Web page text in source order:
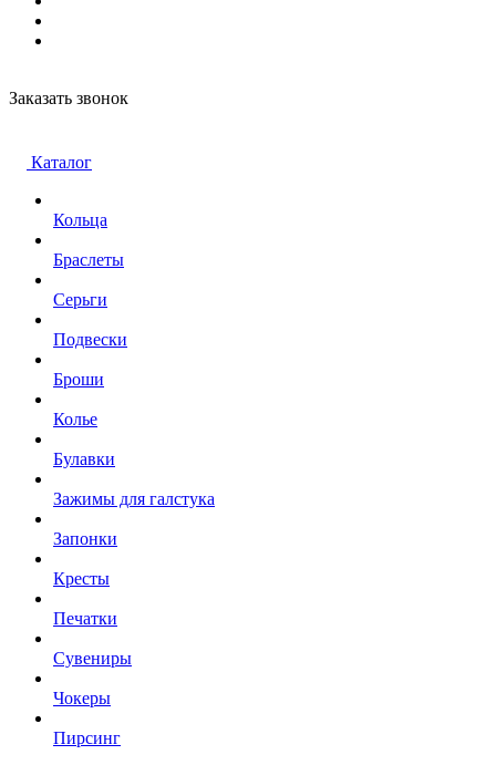
Заказать звонок
Каталог
Кольца
Браслеты
Серьги
Подвески
Броши
Колье
Булавки
Зажимы для галстука
Запонки
Кресты
Печатки
Сувениры
Чокеры
Пирсинг